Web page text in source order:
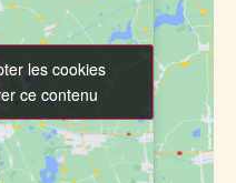
les cookies
ce contenu
les cookies
ce contenu